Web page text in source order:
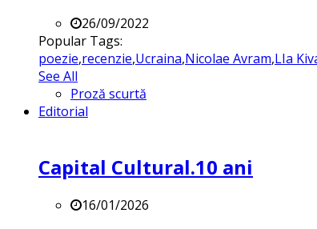
26/09/2022
Popular Tags:
poezie,recenzie,Ucraina,Nicolae Avram,LIa
See All
Proză scurtă
Editorial
Capital Cultural.10 ani
16/01/2026